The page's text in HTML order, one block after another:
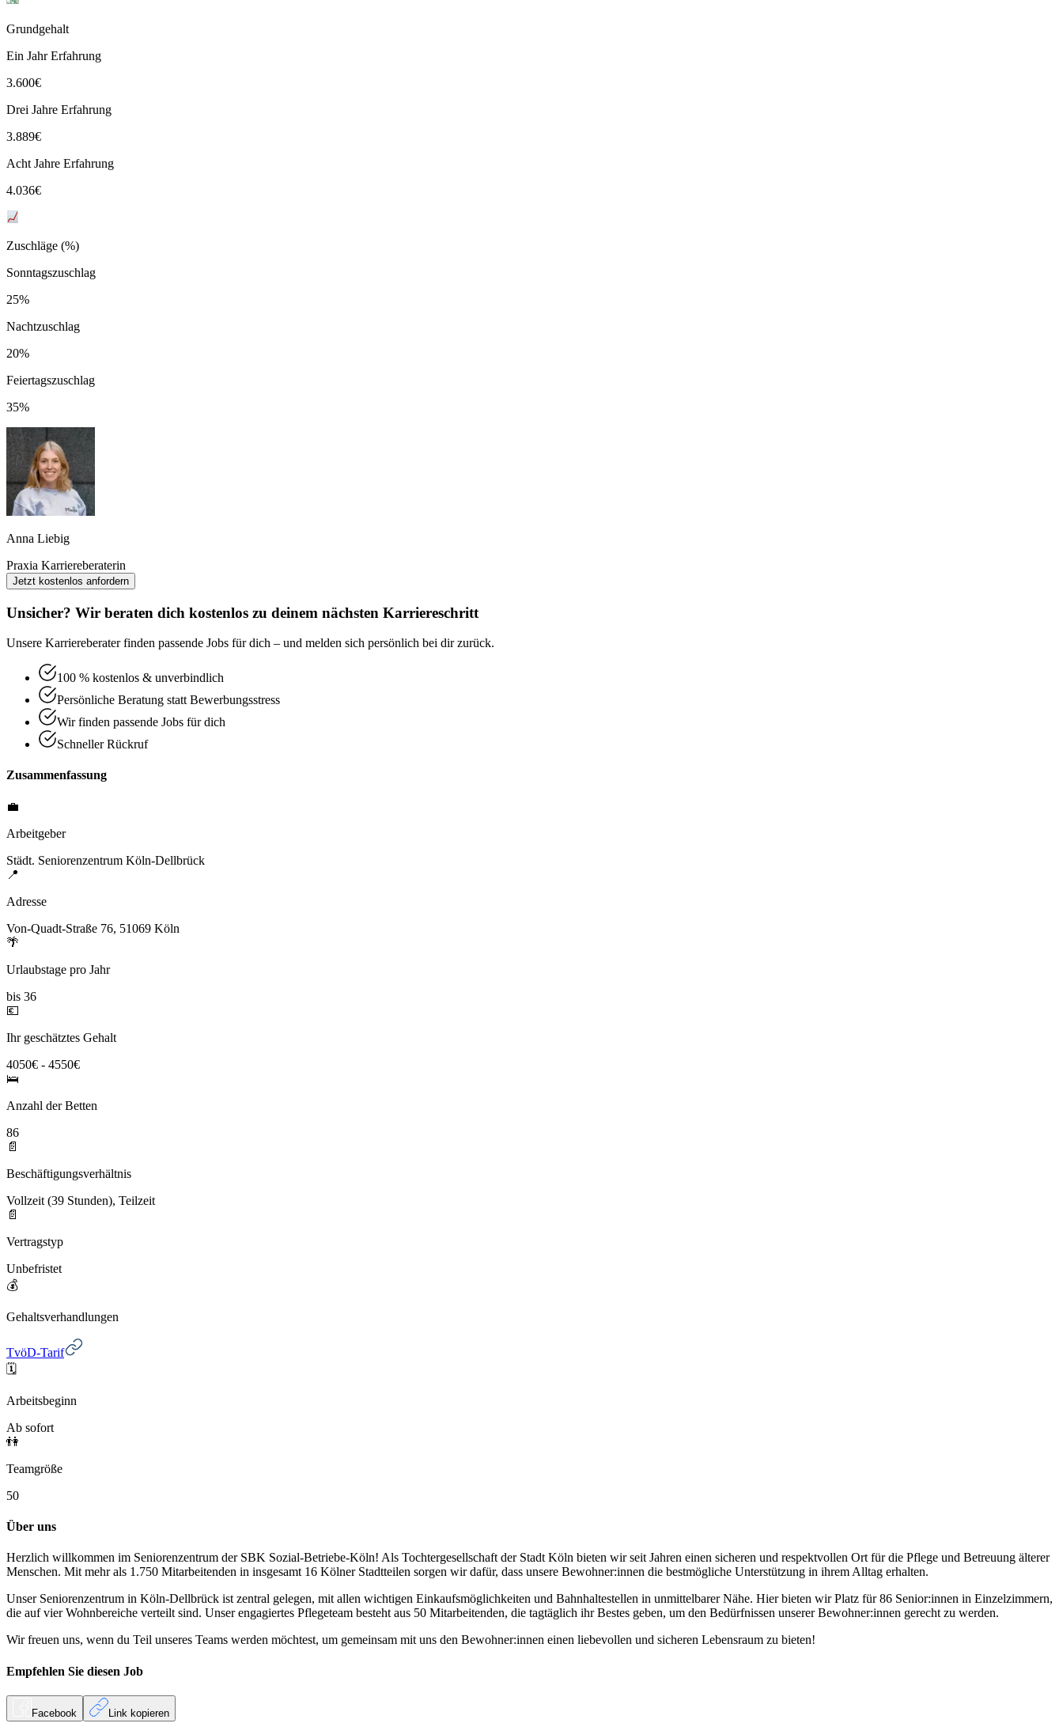
Grundgehalt
Ein Jahr Erfahrung
3.600€
Drei Jahre Erfahrung
3.889€
Acht Jahre Erfahrung
4.036€
Zuschläge (%)
Sonntagszuschlag
25%
Nachtzuschlag
20%
Feiertagszuschlag
35%
Anna Liebig
Praxia Karriereberaterin
Jetzt kostenlos anfordern
Unsicher? Wir beraten dich kostenlos zu deinem nächsten Karriereschritt
Unsere Karriereberater finden passende Jobs für dich – und melden sich persönlich bei dir zurück.
100 % kostenlos & unverbindlich
Persönliche Beratung statt Bewerbungsstress
Wir finden passende Jobs für dich
Schneller Rückruf
Zusammenfassung
💼
Arbeitgeber
Städt. Seniorenzentrum Köln-Dellbrück
📍
Adresse
Von-Quadt-Straße 76, 51069 Köln
🌴
Urlaubstage pro Jahr
bis 36
💶
Ihr geschätztes Gehalt
4050€ - 4550€
🛌
Anzahl der Betten
86
📄
Beschäftigungsverhältnis
Vollzeit (39 Stunden), Teilzeit
📄
Vertragstyp
Unbefristet
💰
Gehaltsverhandlungen
TvöD-Tarif
🗓️
Arbeitsbeginn
Ab sofort
👫
Teamgröße
50
Über uns
Herzlich willkommen im Seniorenzentrum der SBK Sozial-Betriebe-Köln! Als Tochtergesellschaft der Stadt Köln bieten wir seit Jahren einen sicheren und respektvollen Ort für die Pflege und Betreuung älterer
Menschen. Mit mehr als 1.750 Mitarbeitenden in insgesamt 16 Kölner Stadtteilen sorgen wir dafür, dass unsere Bewohner:innen die bestmögliche Unterstützung in ihrem Alltag erhalten.
Unser Seniorenzentrum in Köln-Dellbrück ist zentral gelegen, mit allen wichtigen Einkaufsmöglichkeiten und Bahnhaltestellen in unmittelbarer Nähe. Hier bieten wir Platz für 86 Senior:innen in Einzelzimmern,
die auf vier Wohnbereiche verteilt sind. Unser engagiertes Pflegeteam besteht aus 50 Mitarbeitenden, die tagtäglich ihr Bestes geben, um den Bedürfnissen unserer Bewohner:innen gerecht zu werden.
Wir freuen uns, wenn du Teil unseres Teams werden möchtest, um gemeinsam mit uns den Bewohner:innen einen liebevollen und sicheren Lebensraum zu bieten!
Empfehlen Sie diesen Job
Facebook Link kopieren